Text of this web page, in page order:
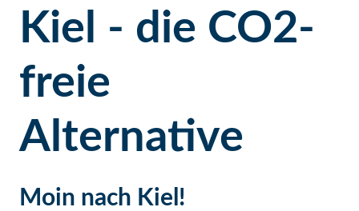
Kiel - die CO2-
freie
Alternative
Moin nach Kiel!